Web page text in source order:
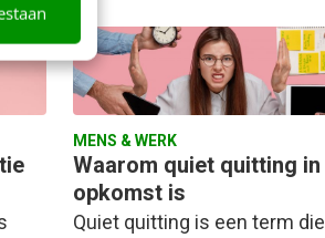
MENS & WERK
Waarom quiet quitting in
opkomst is
Quiet quitting is een term die